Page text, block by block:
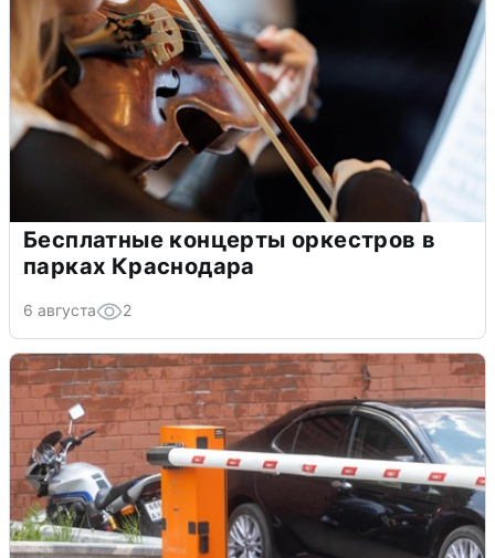
Бесплатные концерты оркестров в
парках Краснодара
6 августа 2